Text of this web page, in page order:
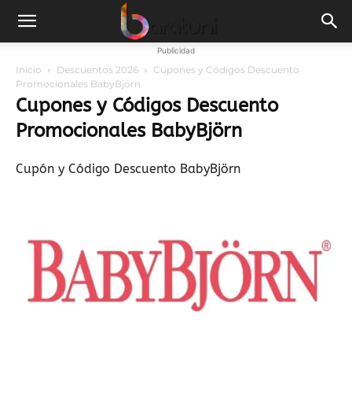
Publicidad
Inicio Descuentos 2026
Cupones y Códigos Descuento
Promocionales BabyBjörn
Cupones y Códigos Descuento
Promocionales BabyBjörn
Cupón y Código Descuento BabyBjörn